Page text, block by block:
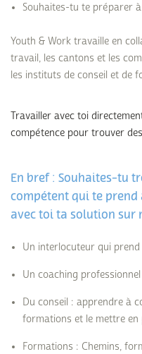
Souhaites-tu te préparer
Youth & Work travaille en
travail, les cantons et les
les instituts de conseil et de
Travailler avec toi
compétence pour trouver
En bref : Souhaites-tu
compétent qui te
avec toi ta solution sur
Un interlocuteur qui
Un coaching
Du conseil : apprendre à
formations et le mettre en
Formations : Chemins,